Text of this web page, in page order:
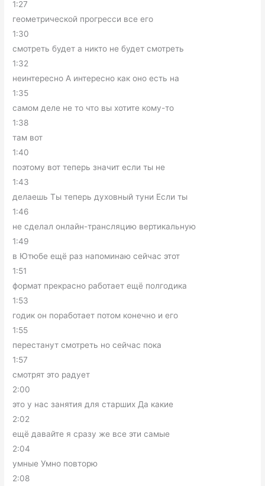
1:27
геометрической прогресси все его
1:30
смотреть будет а никто не будет смотреть
1:32
неинтересно А интересно как оно есть на
1:35
самом деле не то что вы хотите кому-то
1:38
там вот
1:40
поэтому вот теперь значит если ты не
1:43
делаешь Ты теперь духовный туни Если ты
1:46
не сделал онлайн-трансляцию вертикальную
1:49
в Ютюбе ещё раз напоминаю сейчас этот
1:51
формат прекрасно работает ещё полгодика
1:53
годик он поработает потом конечно и его
1:55
перестанут смотреть но сейчас пока
1:57
смотрят это радует
2:00
это у нас занятия для старших Да какие
2:02
ещё давайте я сразу же все эти самые
2:04
умные Умно повторю
2:08